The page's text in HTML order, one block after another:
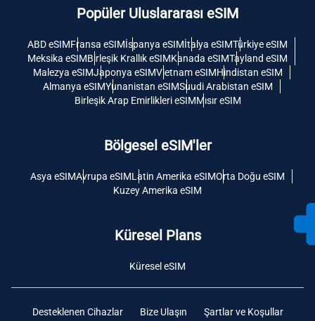
Popüler Uluslararası eSIM
ABD eSIMFransa eSIMİspanya eSIMİtalya eSIMTürkiye eSIM
Meksika eSIMBirleşik Krallık eSIMKanada eSIMTayland eSIM
Malezya eSIMJaponya eSIMVietnam eSIMHindistan eSIM
Almanya eSIMYunanistan eSIMSuudi Arabistan eSIM
Birleşik Arap Emirlikleri eSIMMısır eSIM
Bölgesel eSIM'ler
Asya eSIMAvrupa eSIMLatin Amerika eSIMOrta Doğu eSIM
Kuzey Amerika eSIM
Küresel Plans
Küresel eSIM
Desteklenen Cihazlar Bize Ulaşın Şartlar ve Koşullar